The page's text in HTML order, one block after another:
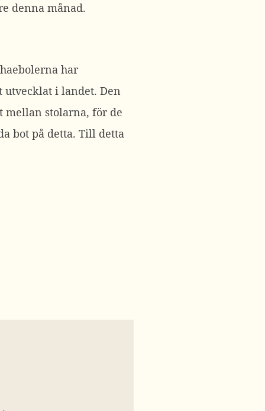
denna månad.
har
i landet. Den
mellan stolarna, för de
bot på detta. Till detta